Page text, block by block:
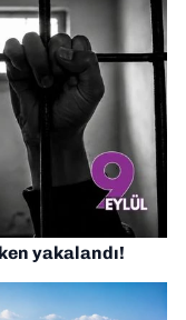
yakalandı!